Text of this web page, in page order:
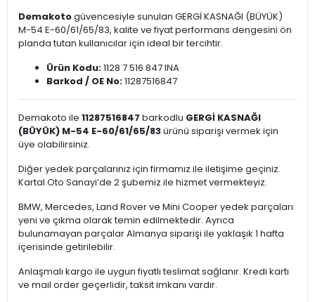
Demakotogüvencesiyle sunulan GERGİ KASNAĞI (BÜYÜK)
M-54 E-60/61/65/83, kalite ve fiyat performans dengesini ön
planda tutan kullanıcılar için ideal bir tercihtir.
Ürün Kodu:1128 7 516 847 INA
Barkod / OE No:11287516847
Demakoto ile 11287516847 barkodlu GERGİ KASNAĞI
(BÜYÜK) M-54 E-60/61/65/83ürünü siparişi vermek için
üye olabilirsiniz.
Diğer yedek parçalarınız için firmamız ile iletişime geçiniz.
Kartal Oto Sanayi’de 2 şubemiz ile hizmet vermekteyiz.
BMW, Mercedes, Land Rover ve Mini Cooper yedek parçaları
yeni ve çıkma olarak temin edilmektedir. Ayrıca
bulunamayan parçalar Almanya siparişi ile yaklaşık 1 hafta
içerisinde getirilebilir.
Anlaşmalı kargo ile uygun fiyatlı teslimat sağlanır. Kredi kartı
ve mail order geçerlidir, taksit imkanı vardır.